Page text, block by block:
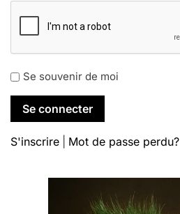
Se souvenir de moi
S'inscrire Mot de passe perdu?